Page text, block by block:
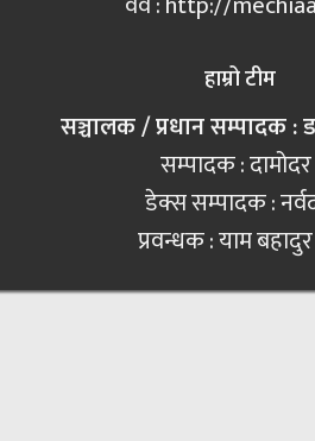
हाम्रो टीम
सञ्चालक / प्रधान सम्पादक :
सम्पादक : दामोदर
डेक्स सम्पादक :
प्रवन्धक : याम